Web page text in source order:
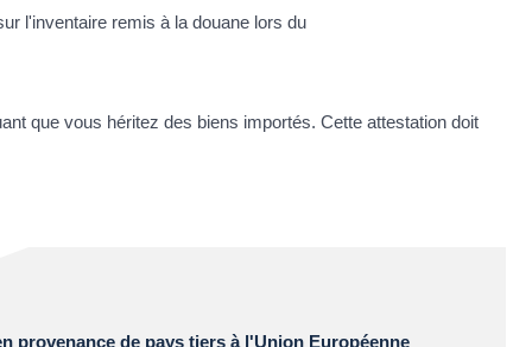
l'inventaire remis à la douane lors du
que vous héritez des biens importés. Cette attestation doit
provenance de pays tiers à l'Union Européenne